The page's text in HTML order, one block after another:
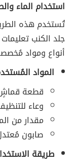
استخدام الماء
تُستخدم هذه
جلد الكنب
أنواع ومواد
المواد
قطعة قماشٍ
وعاء
مقدار من
صابون
طريقة